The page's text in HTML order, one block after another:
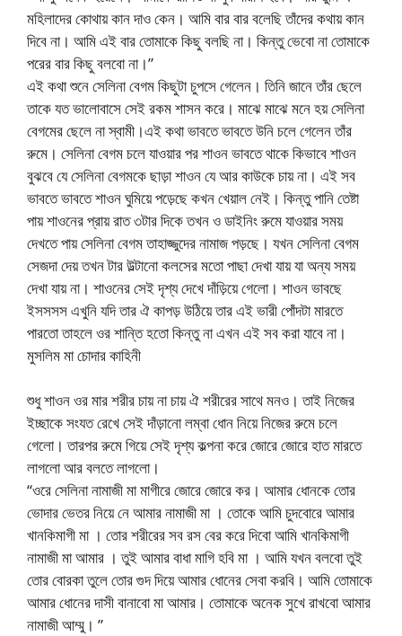
মহিলাদের কোথায় কান দাও কেন। আমি বার বার বলেছি তাঁদের কথায় কান
দিবে না। আমি এই বার তোমাকে কিছু বলছি না। কিন্তু ভেবো না তোমাকে
পরের বার কিছু বলবো না।”
এই কথা শুনে সেলিনা বেগম কিছুটা চুপসে গেলেন। তিনি জানে তাঁর ছেলে
তাকে যত ভালোবাসে সেই রকম শাসন করে। মাঝে মাঝে মনে হয় সেলিনা
বেগমের ছেলে না স্বামী।এই কথা ভাবতে ভাবতে উনি চলে গেলেন তাঁর
রুমে। সেলিনা বেগম চলে যাওয়ার পর শাওন ভাবতে থাকে কিভাবে শাওন
বুঝবে যে সেলিনা বেগমকে ছাড়া শাওন যে আর কাউকে চায় না। এই সব
ভাবতে ভাবতে শাওন ঘুমিয়ে পড়েছে কখন খেয়াল নেই। কিন্তু পানি তেষ্টা
পায় শাওনের প্রায় রাত ৩টার দিকে তখন ও ডাইনিং রুমে যাওয়ার সময়
দেখতে পায় সেলিনা বেগম তাহাজ্জুদের নামাজ পড়ছে। যখন সেলিনা বেগম
সেজদা দেয় তখন টার উল্টানো কলসের মতো পাছা দেখা যায় যা অন্য সময়
দেখা যায় না। শাওনের সেই দৃশ্য দেখে দাঁড়িয়ে গেলো। শাওন ভাবছে
ইসসসস এখুনি যদি তার ঐ কাপড় উঠিয়ে তার এই ভারী পোঁদটা মারতে
পারতো তাহলে ওর শান্তি হতো কিন্তু না এখন এই সব করা যাবে না।
মুসলিম মা চোদার কাহিনী
শুধু শাওন ওর মার শরীর চায় না চায় ঐ শরীরের সাথে মনও। তাই নিজের
ইচ্ছাকে সংযত রেখে সেই দাঁড়ানো লম্বা ধোন নিয়ে নিজের রুমে চলে
গেলো। তারপর রুমে গিয়ে সেই দৃশ্য কল্পনা করে জোরে জোরে হাত মারতে
লাগলো আর বলতে লাগলো।
“ওরে সেলিনা নামাজী মা মাগীরে জোরে জোরে কর। আমার ধোনকে তোর
ভোদার ভেতর নিয়ে নে আমার নামাজী মা । তোকে আমি চুদবোরে আমার
খানকিমাগী মা । তোর শরীরের সব রস বের করে দিবো আমি খানকিমাগী
নামাজী মা আমার । তুই আমার বাধা মাগি হবি মা । আমি যখন বলবো তুই
তোর বোরকা তুলে তোর গুদ দিয়ে আমার ধোনের সেবা করবি। আমি তোমাকে
আমার ধোনের দাসী বানাবো মা আমার। তোমাকে অনেক সুখে রাখবো আমার
নামাজী আম্মু। ”